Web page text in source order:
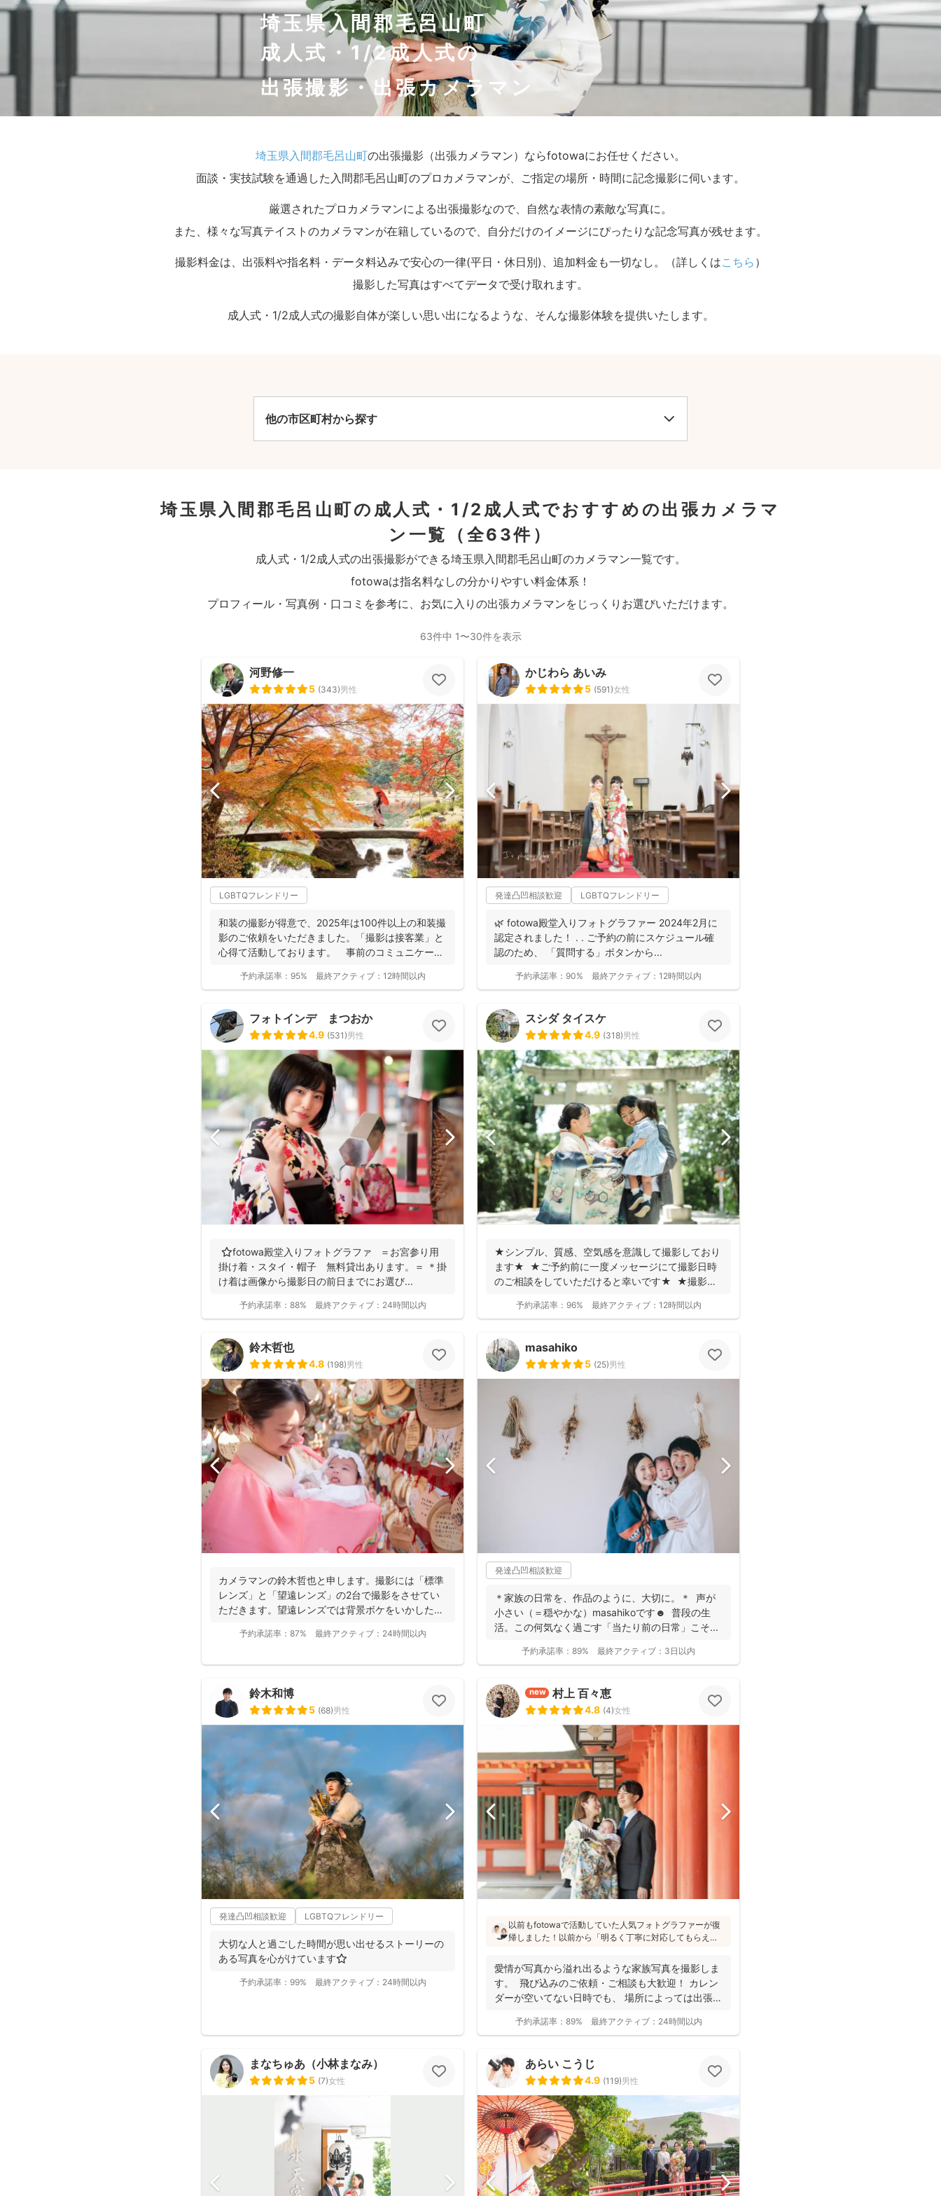
埼玉県入間郡毛呂山町
成人式・1/2成人式の
出張撮影・出張カメラマン
埼玉県入間郡毛呂山町の出張撮影（出張カメラマン）ならfotowaにお任せください。
面談・実技試験を通過した入間郡毛呂山町のプロカメラマンが、ご指定の場所・時間に記念撮影に伺います。
厳選されたプロカメラマンによる出張撮影なので、自然な表情の素敵な写真に。
また、様々な写真テイストのカメラマンが在籍しているので、自分だけのイメージにぴったりな記念写真が残せます。
撮影料金は、出張料や指名料・データ料込みで安心の一律(平日・休日別)、追加料金も一切なし。（詳しくはこちら ）
撮影した写真はすべてデータで受け取れます。
成人式・1/2成人式の撮影自体が楽しい思い出になるような、そんな撮影体験を提供いたします。
他の市区町村から探す
埼玉県入間郡毛呂山町の成人式・1/2成人式でおすすめの出張カメラマ
ン一覧
（全63件）
成人式・1/2成人式の出張撮影ができる埼玉県入間郡毛呂山町のカメラマン一覧です。
fotowaは指名料なしの分かりやすい料金体系！
プロフィール・写真例・口コミを参考に、お気に入りの出張カメラマンをじっくりお選びいただけます。
63件中 1〜30件を表示
河野修一
5 (343)男性
LGBTQフレンドリー
和装の撮影が得意で、2025年は100件以上の和装撮
影のご依頼をいただきました。「撮影は接客業」と
心得て活動しております。 事前のコミュニケーシ
予約承諾率： 95% 最終アクティブ： 12時間以内
かじわら あいみ
5 (591)女性
発達凸凹相談歓迎 LGBTQフレンドリー
🌿 fotowa殿堂入りフォトグラファー 2024年2月に
認定されました！ . . ご予約の前にスケジュール確
認のため、 「質問する」ボタンから...
予約承諾率： 90% 最終アクティブ： 12時間以内
フォトインデ まつおか
4.9 (531)男性
⭐️fotowa殿堂入りフォトグラファ ＝お宮参り用
掛け着・スタイ・帽子 無料貸出あります。＝ ＊掛
け着は画像から撮影日の前日までにお選び...
予約承諾率： 88% 最終アクティブ： 24時間以内
スシダ タイスケ
4.9 (318)男性
★シンプル、質感、空気感を意識して撮影しており
ます★ ★ご予約前に一度メッセージにて撮影日時
のご相談をしていただけると幸いです★ ★撮影に
予約承諾率： 96% 最終アクティブ： 12時間以内
鈴木哲也
4.8 (198)男性
カメラマンの鈴木哲也と申します。撮影には「標準
レンズ」と「望遠レンズ」の2台で撮影をさせてい
ただきます。望遠レンズでは背景ボケをいかしたお
予約承諾率： 87% 最終アクティブ： 24時間以内
masahiko
5 (25)男性
発達凸凹相談歓迎
＊家族の日常を、作品のように、大切に。＊ 声が
小さい（＝穏やかな）masahikoです☻ 普段の生
活。この何気なく過ごす「当たり前の日常」こそ...
予約承諾率： 89% 最終アクティブ： 3日以内
鈴木和博
5 (68)男性
発達凸凹相談歓迎 LGBTQフレンドリー
大切な人と過ごした時間が思い出せるストーリーの
ある写真を心がけています⭐️
予約承諾率： 99% 最終アクティブ： 24時間以内
new 村上 百々恵
4.8 (4)女性
以前もfotowaで活動していた人気フォトグラファーが復
帰しました！以前から「明るく丁寧に対応してもらえ
と好評です♪特にニューボーンフォトは様々な研修を受講
し、クオリティ高いお写真をお届けされています(^^)
愛情が写真から溢れ出るような家族写真を撮影しま
す。 飛び込みのご依頼・ご相談も大歓迎！ カレン
ダーが空いてない日時でも、 場所によっては出張で
予約承諾率： 89% 最終アクティブ： 24時間以内
まなちゅあ（小林まなみ）
5 (7)女性
あらい こうじ
4.9 (119)男性